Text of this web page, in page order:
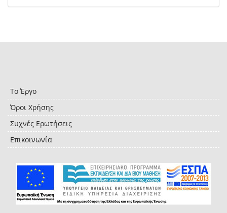
Το Έργο
Όροι Χρήσης
Συχνές Ερωτήσεις
Επικοινωνία